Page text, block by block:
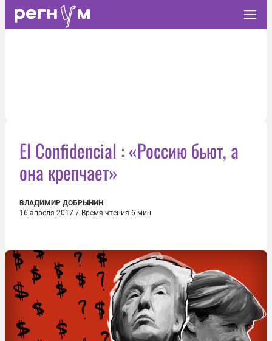
El Confidencial : «Россию бьют, а
она крепчает»
ВЛАДИМИР ДОБРЫНИН
16 апреля 2017 / Время чтения 6 мин